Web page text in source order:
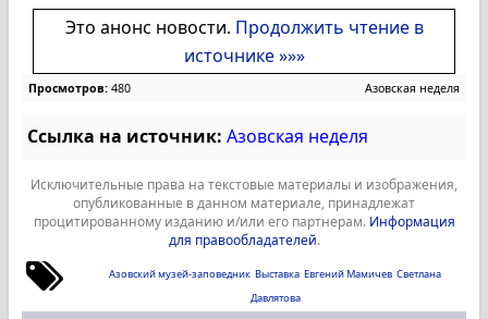
Это анонс новости. Продолжить чтение в
источнике »»»
Просмотров: 480 Азовская неделя
Ссылка на источник: Азовская неделя
Исключительные права на текстовые материалы и изображения,
опубликованные в данном материале, принадлежат
процитированному изданию и/или его партнерам. Информация
для правообладателей.
Азовский музей-заповедник Выставка Евгений Мамичев Светлана
Давлятова